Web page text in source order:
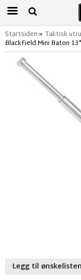
Startsiden» Taktisk
BlackField Mini Baton
Legg til ønskelisten